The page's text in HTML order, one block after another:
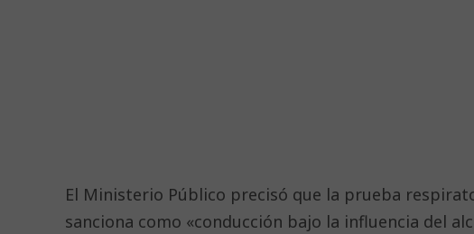
El Ministerio Público precisó que la prueba
sanciona como «conducción bajo la influencia del